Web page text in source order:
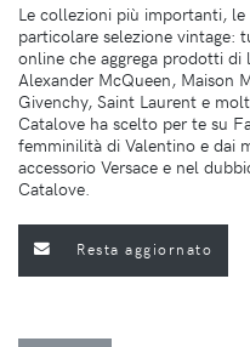
Le collezioni più importanti,
particolare selezione
online che aggrega prodotti di
Alexander McQueen, Maison
Givenchy, Saint Laurent e
Catalove ha scelto per te su
femminilità di Valentino e dai
accessorio Versace e nel
Catalove.
Resta aggiornato